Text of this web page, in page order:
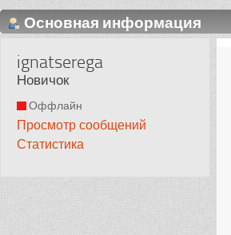
Основная информация
ignatserega
Новичок
Оффлайн
Просмотр сообщений
Статистика